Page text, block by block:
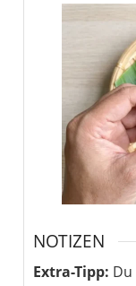
NOTIZEN
Extra-Tipp: